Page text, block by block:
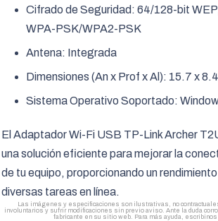
Cifrado de Seguridad: 64/128-bit
WPA-PSK/WPA2-PSK
Antena: Integrada
Dimensiones (An x Prof x Al): 15.7 x
Sistema Operativo Soportado:
El Adaptador Wi-Fi USB TP-Link Archer
una solución eficiente para mejorar la
de tu equipo, proporcionando un
diversas tareas en línea.
Las imágenes y especificaciones son ilustrativas, no
involuntarios y sufrir modificaciones sin previo aviso. Ante la duda
fabricante en su sitio web. Para más ayuda, escribinos